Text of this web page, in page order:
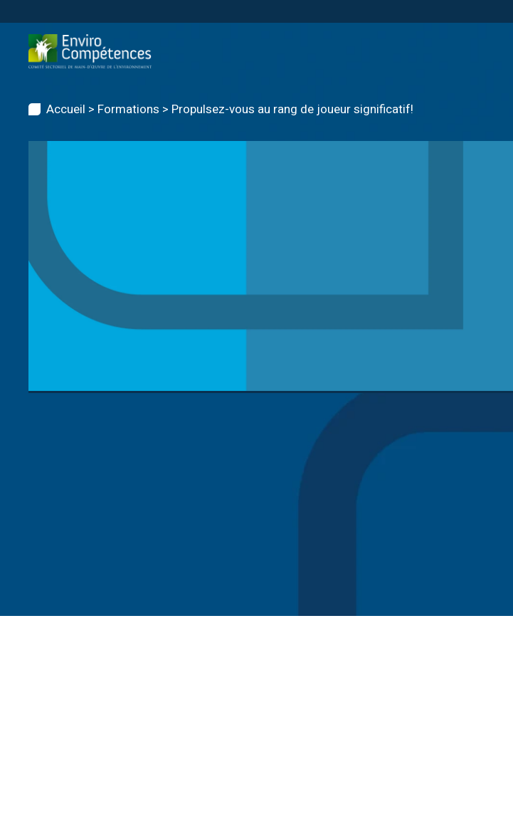
content
Accueil > Formations > Propulsez-vous au rang de joueur significatif!